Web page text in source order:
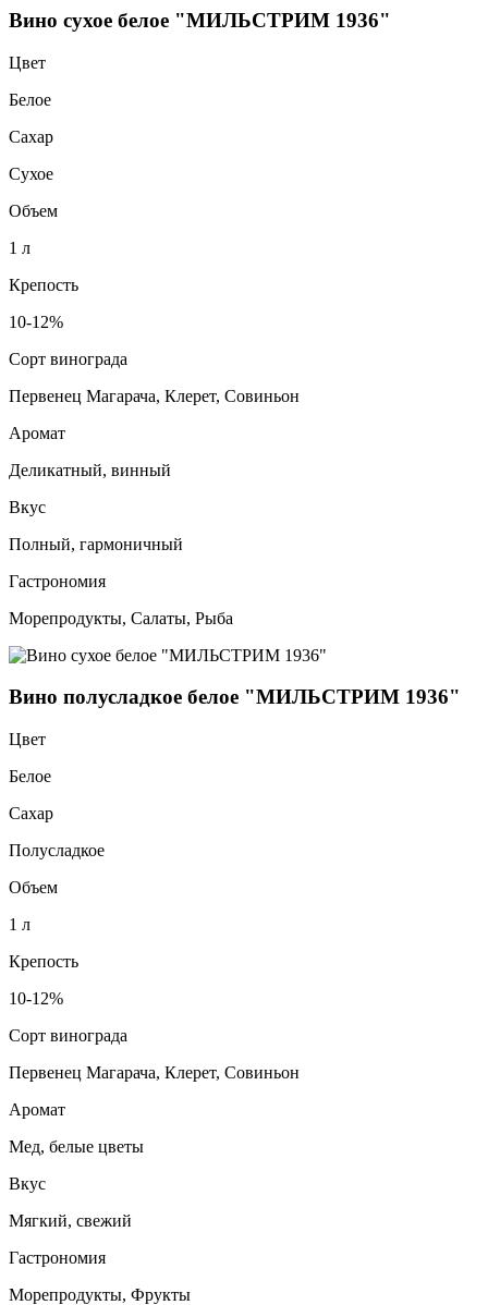
Вино сухое белое "МИЛЬСТРИМ 1936"
Цвет
Белое
Сахар
Сухое
Объем
1 л
Крепость
10-12%
Сорт винограда
Первенец Магарача, Клерет, Совиньон
Аромат
Деликатный, винный
Вкус
Полный, гармоничный
Гастрономия
Морепродукты, Салаты, Рыба
Вино полусладкое белое "МИЛЬСТРИМ 1936"
Цвет
Белое
Сахар
Полусладкое
Объем
1 л
Крепость
10-12%
Сорт винограда
Первенец Магарача, Клерет, Совиньон
Аромат
Мед, белые цветы
Вкус
Мягкий, свежий
Гастрономия
Морепродукты, Фрукты